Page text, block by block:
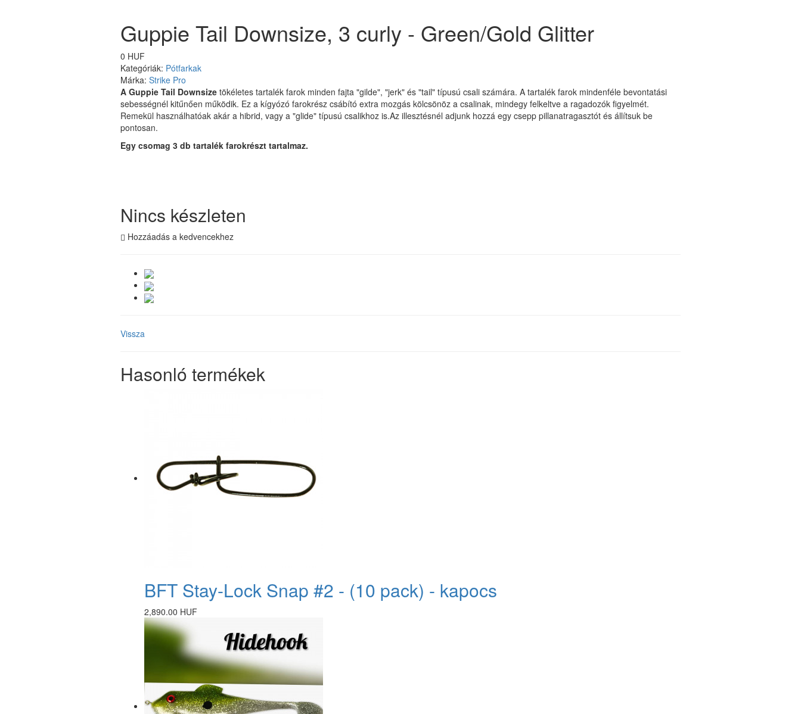
Guppie Tail Downsize, 3 curly - Green/Gold Glitter
0 HUF
Kategóriák: Pótfarkak
Márka: Strike Pro
A Guppie Tail Downsize tökéletes tartalék farok minden fajta "gilde", "jerk" és "tail" típusú csali számára. A tartalék farok mindenféle bevontatási
sebességnél kitűnően működik. Ez a kígyózó farokrész csábító extra mozgás kölcsönöz a csalinak, mindegy felkeltve a ragadozók figyelmét.
Remekül használhatóak akár a hibrid, vagy a "glide" típusú csalikhoz is.Az illesztésnél adjunk hozzá egy csepp pillanatragasztót és állítsuk be
pontosan.
Egy csomag 3 db tartalék farokrészt tartalmaz.
Nincs készleten
Hozzáadás a kedvencekhez
Vissza
Hasonló termékek
BFT Stay-Lock Snap #2 - (10 pack) - kapocs
2,890.00 HUF